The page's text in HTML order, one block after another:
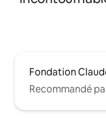
Fondation
Recommandé